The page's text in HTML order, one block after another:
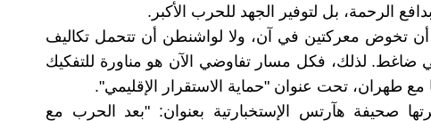
الرحمة، بل لتوفير الجهد للحرب الأكبر.
تخوض معركتين في آن، ولا لواشنطن أن تتحمل تكاليف
ضاغط. لذلك، فكل مسار تفاوضي الآن هو مناورة للتفكيك
طهران، تحت عنوان "حماية الاستقرار الإقليمي".
صحيفة هآرتس الإستخبارتية بعنوان: "بعد الحرب مع